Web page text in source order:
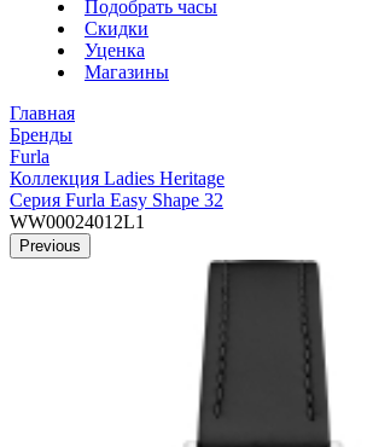
Подобрать часы
Скидки
Уценка
Магазины
Главная
Бренды
Furla
Коллекция Ladies Heritage
Серия Furla Easy Shape 32
WW00024012L1
Previous